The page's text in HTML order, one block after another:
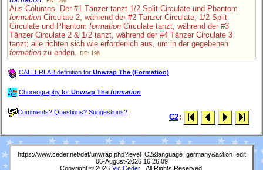
Aus Columns. Der #1 Tänzer tanzt 1/2 Split Circulate und Phantom
formation Circulate 2, während der #2 Tänzer Circulate, 1/2 Split
Circulate und Phantom formation Circulate tanzt, während der #3
Tänzer Circulate 2 & 1/2 tanzt, während der #4 Tänzer Circulate 3
tanzt; alle richten sich wie erforderlich aus, um in der gegebenen
formation zu enden. DE: 196
CALLERLAB definition for Unwrap The (Formation)
Choreography for Unwrap The formation
Comments? Questions? Suggestions?
C2:
https://www.ceder.net/def/unwrap.php?level=C2&language=germany&action=edit
06-August-2026 16:26:09
Copyright © 2026 Vic Ceder . All Rights Reserved.